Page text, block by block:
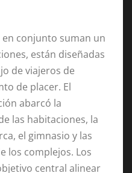
conjunto suman un
están diseñadas
de viajeros de
de placer. El
abarcó la
las habitaciones, la
el gimnasio y las
los complejos. Los
central alinear